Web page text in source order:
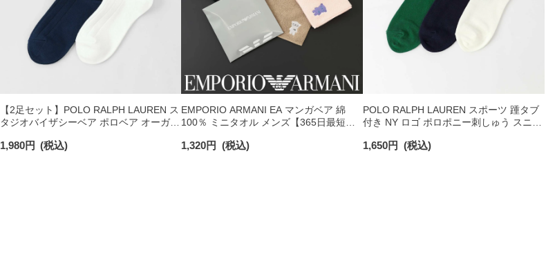
【2足セット】POLO RALPH LAUREN ス
タジオバイザシーベア ポロベア オーガニ
ンズ レディース 92009650
1,980円 (税込)
EMPORIO ARMANI EA マンガベア 綿
100％ ミニタオル メンズ【365日最短翌
1,320円 (税込)
POLO RALPH LAUREN スポーツ 踵タブ
付き NY ロゴ ポロポニー刺しゅう スニー
ソックス 02022328
1,650円 (税込)